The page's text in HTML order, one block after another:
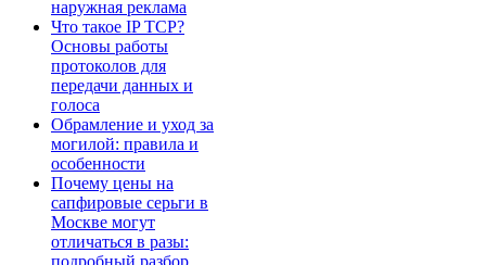
наружная реклама
Что такое IP TCP?
Основы работы
протоколов для
передачи данных и
голоса
Обрамление и уход за
могилой: правила и
особенности
Почему цены на
сапфировые серьги в
Москве могут
отличаться в разы: